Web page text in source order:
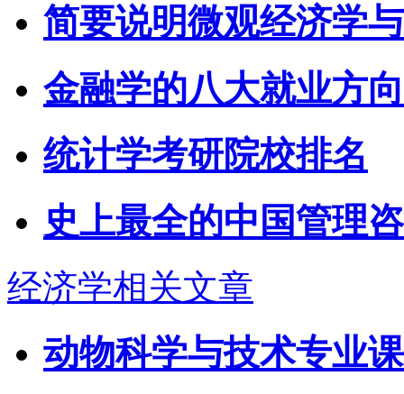
简要说明微观经济学
金融学的八大就业方
统计学考研院校排名
史上最全的中国管理
经济学相关文章
动物科学与技术专业